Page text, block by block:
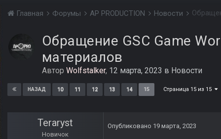
Главная Форумы AP PRODUCTION Новости
Обращение GSC Game
материалов
Автор Wolfstalker, 12 марта, 2023 в Новости
НАЗАД 10 11 12 13 14 15 Страница 15 из 15
Teraryst
Новичок
Опубликовано 19 марта, 2023